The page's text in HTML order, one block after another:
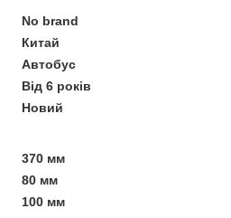
No brand
Китай
Автобус
Від 6 років
Новий
370 мм
80 мм
100 мм